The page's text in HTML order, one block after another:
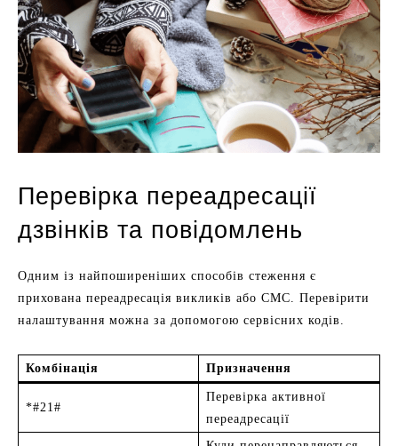
Перевірка переадресації
дзвінків та повідомлень
Одним із найпоширеніших способів стеження є
прихована переадресація викликів або СМС. Перевірити
налаштування можна за допомогою сервісних кодів.
Комбінація Призначення
*#21#
Перевірка активної
переадресації